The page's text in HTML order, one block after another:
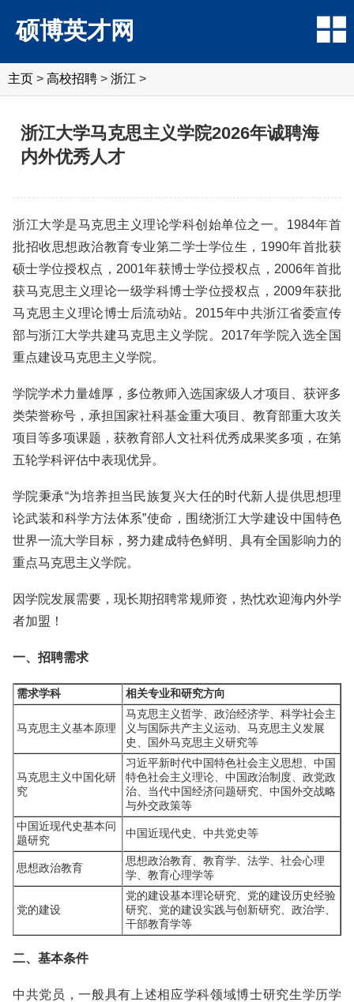
硕博英才网
主页 > 高校招聘 > 浙江 >
浙江大学马克思主义学院2026年诚聘海
内外优秀人才
浙江大学是马克思主义理论学科创始单位之一。1984年首
批招收思想政治教育专业第二学士学位生，1990年首批获
硕士学位授权点，2001年获博士学位授权点，2006年首批
获马克思主义理论一级学科博士学位授权点，2009年获批
马克思主义理论博士后流动站。2015年中共浙江省委宣传
部与浙江大学共建马克思主义学院。2017年学院入选全国
重点建设马克思主义学院。
学院学术力量雄厚，多位教师入选国家级人才项目、获评多
类荣誉称号，承担国家社科基金重大项目、教育部重大攻关
项目等多项课题，获教育部人文社科优秀成果奖多项，在第
五轮学科评估中表现优异。
学院秉承“为培养担当民族复兴大任的时代新人提供思想理
论武装和科学方法体系”使命，围绕浙江大学建设中国特色
世界一流大学目标，努力建成特色鲜明、具有全国影响力的
重点马克思主义学院。
因学院发展需要，现长期招聘常规师资，热忱欢迎海内外学
者加盟！
一、招聘需求
需求学科 相关专业和研究方向
马克思主义基本原理
马克思主义哲学、政治经济学、科学社会主
义与国际共产主义运动、马克思主义发展
史、国外马克思主义研究等
马克思主义中国化研
究
习近平新时代中国特色社会主义思想、中国
特色社会主义理论、中国政治制度、政党政
治、当代中国经济问题研究、中国外交战略
与外交政策等
中国近现代史基本问
题研究
中国近现代史、中共党史等
思想政治教育
思想政治教育、教育学、法学、社会心理
学、教育心理学等
党的建设
党的建设基本理论研究、党的建设历史经验
研究、党的建设实践与创新研究、政治学、
干部教育学等
二、基本条件
中共党员，一般具有上述相应学科领域博士研究生学历学